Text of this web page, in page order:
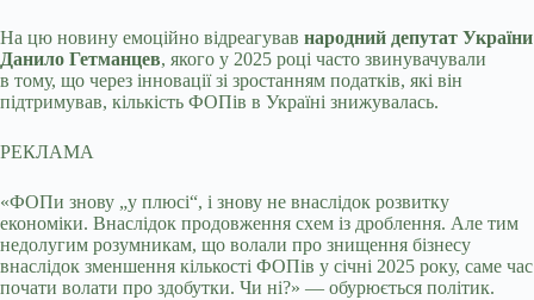
На цю новину емоційно відреагував народний депутат України
Данило Гетманцев, якого у 2025 році часто звинувачували
в тому, що через інновації зі зростанням податків, які він
підтримував, кількість ФОПів в Україні знижувалась.
РЕКЛАМА
«ФОПи знову „у плюсі“, і знову не внаслідок розвитку
економіки. Внаслідок продовження схем із дроблення. Але тим
недолугим розумникам, що волали про знищення бізнесу
внаслідок зменшення кількості ФОПів у січні 2025 року, саме час
почати волати про здобутки. Чи ні?» — обурюється політик.